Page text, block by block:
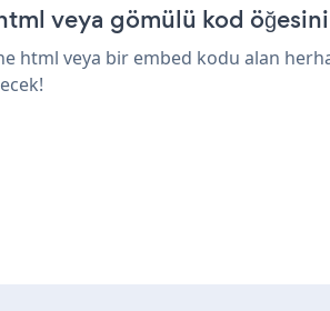
veya gömülü kod
veya bir embed kodu alan